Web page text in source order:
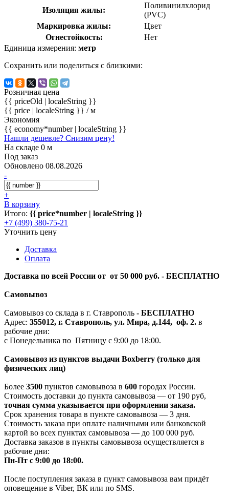
Изоляция жилы:
Поливинилхлорид
(PVC)
Маркировка жилы:
Цвет
Огнестойкость:
Нет
Единица измерения: метр
Сохранить или поделиться с близкими:
Розничная цена
{{ priceOld | localeString }}
{{ price | localeString }} / м
Экономия
{{ economy*number | localeString }}
Нашли дешевле? Снизим цену!
На складе 0 м
Под заказ
Обновлено 08.08.2026
-
+
В корзину
Итого: {{ price*number | localeString }}
+7 (499) 380-75-21
Уточнить цену
Доставка
Оплата
Доставка по всей России от от 50 000 руб. - БЕСПЛАТНО
Самовывоз
Самовывоз со склада в г. Ставрополь - БЕСПЛАТНО
Адрес: 355012, г. Ставрополь, ул. Мира, д.144, оф. 2. в
рабочие дни:
с Понедельника по Пятницу с 9:00 до 18:00.
Самовывоз из пунктов выдачи Boxberry (только для
физических лиц)
Более 3500 пунктов самовывоза в 600 городах России.
Стоимость доставки до пункта самовывоза — от 190 руб,
точная сумма указывается при оформлении заказа.
Срок хранения товара в пункте самовывоза — 3 дня.
Стоимость заказа при оплате наличными или банковской
картой во всех пунктах самовывоза — до 100 000 руб.
Доставка заказов в пункты самовывоза осуществляется в
рабочие дни:
Пн-Пт с 9:00 до 18:00.
После поступления заказа в пункт самовывоза вам придёт
оповещение в Viber, ВК или по SMS.